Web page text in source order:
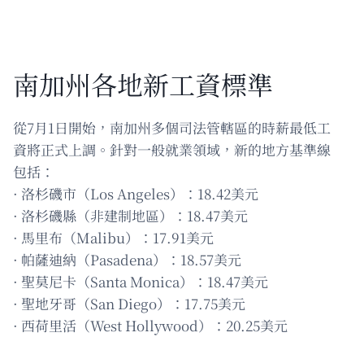
南加州各地新工資標準
從7月1日開始，南加州多個司法管轄區的時薪最低工
資將正式上調。針對一般就業領域，新的地方基準線
包括：
· 洛杉磯市（Los Angeles）：18.42美元
· 洛杉磯縣（非建制地區）：18.47美元
· 馬里布（Malibu）：17.91美元
· 帕薩迪納（Pasadena）：18.57美元
· 聖莫尼卡（Santa Monica）：18.47美元
· 聖地牙哥（San Diego）：17.75美元
· 西荷里活（West Hollywood）：20.25美元